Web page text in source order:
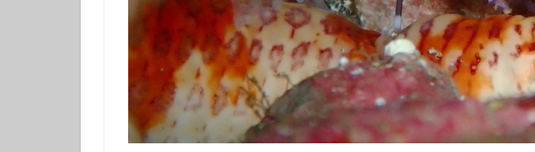
中学生以上
乳児 仲間 仲間同士 伊豆
伊豆大島ダイビング
伊豆大島フォトコンテスト
伊豆諸島ダイビング
会社仲間 体験ダイビング受
冬の星座
初チャレンジ 初めてのシュノーケル
初潜り
卒業旅行 友人 友達 友達と
夏の思い出
夏の星座 外国人